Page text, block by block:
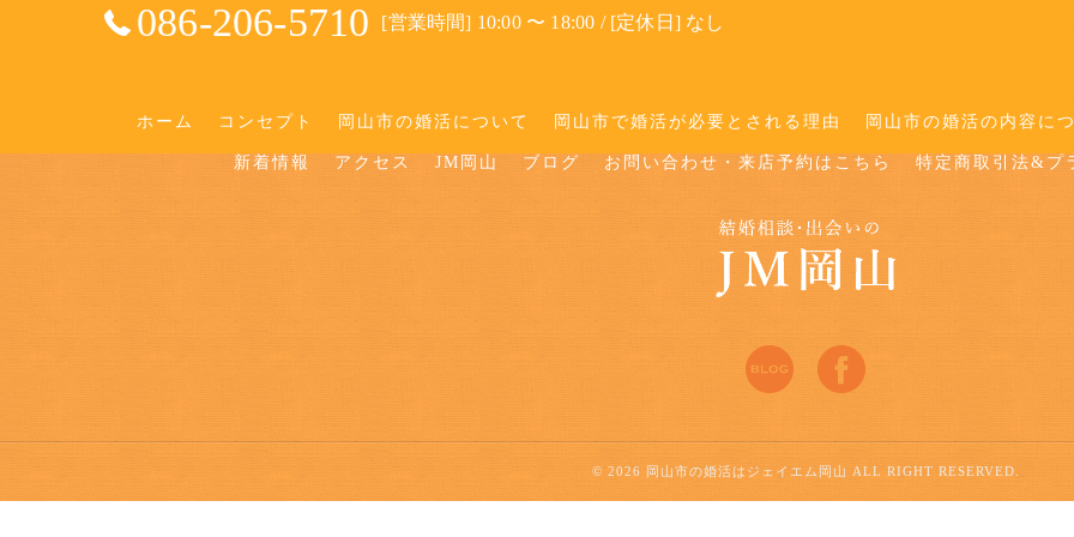
086-206-5710 [営業時間] 10:00 〜 18:00 / [定休日] なし
ホーム コンセプト 岡山市の婚活について 岡山市で婚活が必要とされる理由 岡山市の婚活の内容に
新着情報 アクセス JM岡山 ブログ お問い合わせ・来店予約はこちら 特定商取引法&プ
© 2026 岡山市の婚活はジェイエム岡山 ALL RIGHT RESERVED.